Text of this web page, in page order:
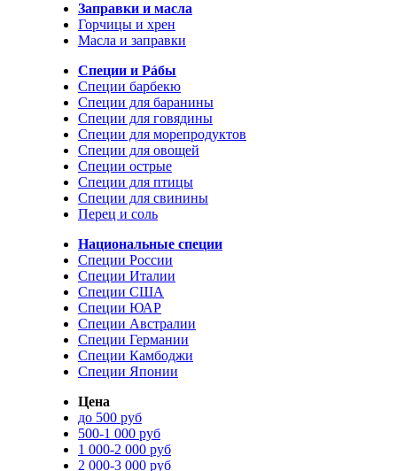
Заправки и масла
Горчицы и хрен
Масла и заправки
Специи и Рáбы
Специи барбекю
Специи для баранины
Специи для говядины
Специи для морепродуктов
Специи для овощей
Специи острые
Специи для птицы
Специи для свинины
Перец и соль
Национальные специи
Специи России
Специи Италии
Специи США
Специи ЮАР
Специи Австралии
Специи Германии
Специи Камбоджи
Специи Японии
Цена
до 500 руб
500-1 000 руб
1 000-2 000 руб
2 000-3 000 руб